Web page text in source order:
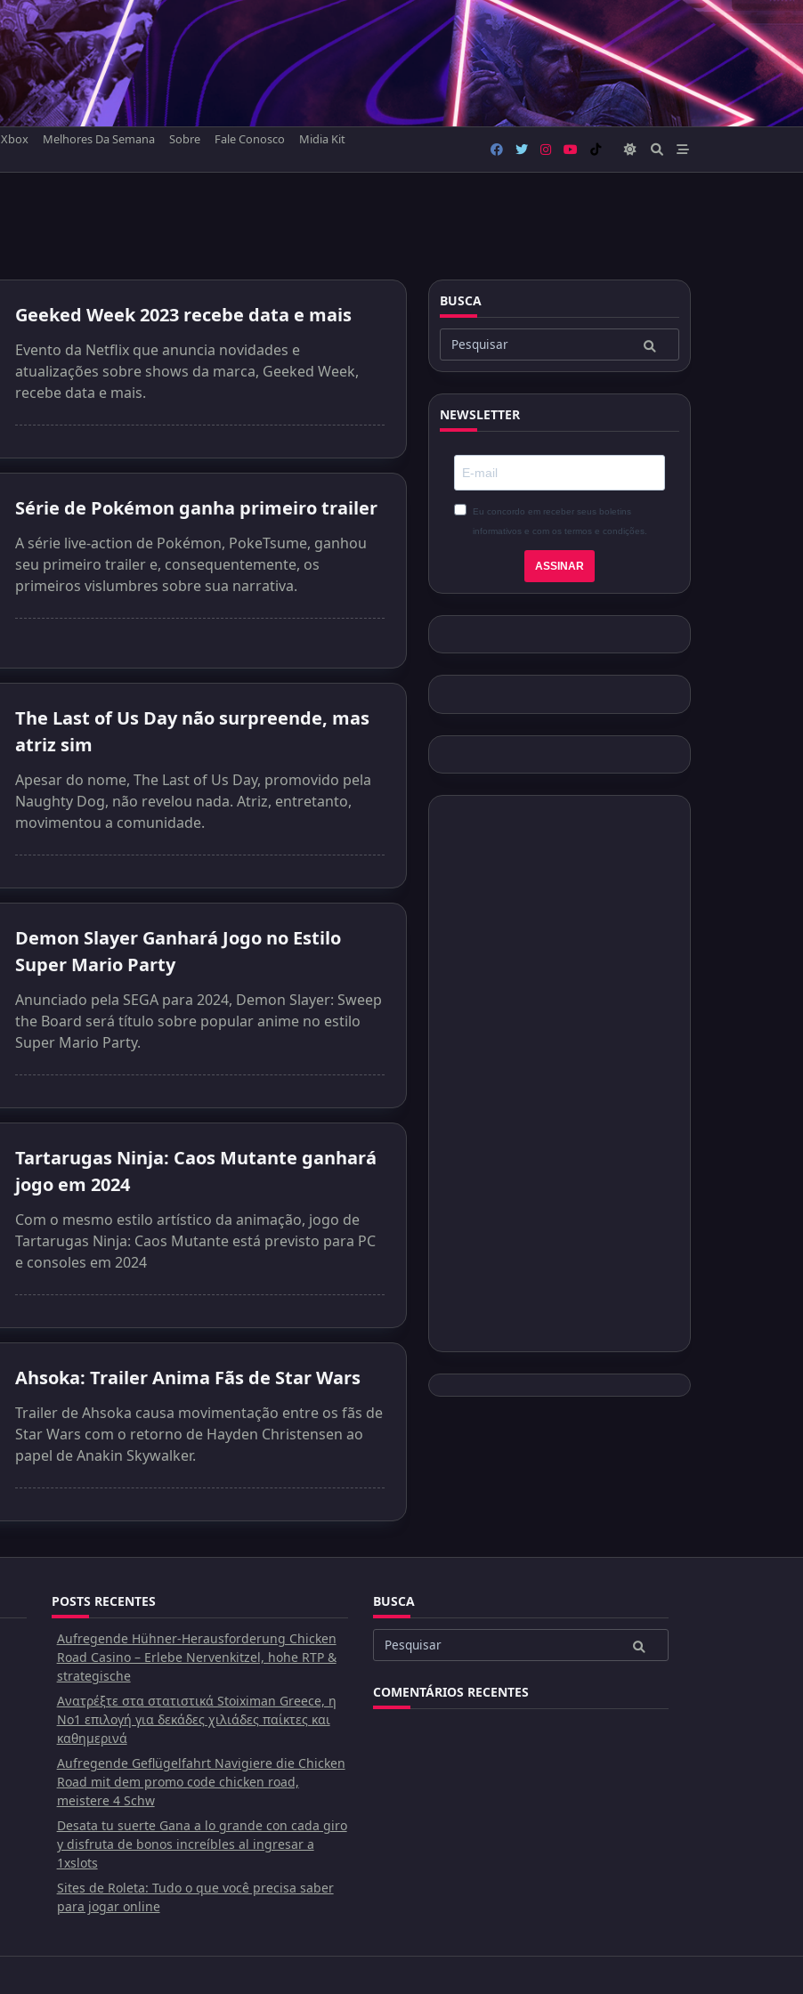
Xbox Melhores Da Semana Sobre Fale Conosco
Midia Kit
Geeked Week 2023 recebe data e mais
Evento da Netflix que anuncia novidades e
atualizações sobre shows da marca, Geeked Week,
recebe data e mais.
Série de Pokémon ganha primeiro trailer
A série live-action de Pokémon, PokeTsume, ganhou
seu primeiro trailer e, consequentemente, os
primeiros vislumbres sobre sua narrativa.
The Last of Us Day não surpreende, mas
atriz sim
Apesar do nome, The Last of Us Day, promovido pela
Naughty Dog, não revelou nada. Atriz, entretanto,
movimentou a comunidade.
Demon Slayer Ganhará Jogo no Estilo
Super Mario Party
Anunciado pela SEGA para 2024, Demon Slayer: Sweep
the Board será título sobre popular anime no estilo
Super Mario Party.
Tartarugas Ninja: Caos Mutante ganhará
jogo em 2024
Com o mesmo estilo artístico da animação, jogo de
Tartarugas Ninja: Caos Mutante está previsto para PC
e consoles em 2024
Ahsoka: Trailer Anima Fãs de Star Wars
Trailer de Ahsoka causa movimentação entre os fãs de
Star Wars com o retorno de Hayden Christensen ao
papel de Anakin Skywalker.
BUSCA
Buscar
por:
NEWSLETTER
Eu concordo em receber seus boletins
informativos e com os termos e condições.
ASSINAR
POSTS RECENTES
Aufregende Hühner-Herausforderung Chicken
Road Casino – Erlebe Nervenkitzel, hohe RTP &
strategische
Ανατρέξτε στα στατιστικά Stoiximan Greece, η
Νο1 επιλογή για δεκάδες χιλιάδες παίκτες και
καθημερινά
Aufregende Geflügelfahrt Navigiere die Chicken
Road mit dem promo code chicken road,
meistere 4 Schw
Desata tu suerte Gana a lo grande con cada giro
y disfruta de bonos increíbles al ingresar a
1xslots
Sites de Roleta: Tudo o que você precisa saber
para jogar online
BUSCA
Buscar
COMENTÁRIOS RECENTES